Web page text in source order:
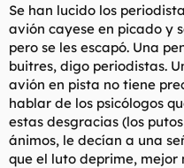
Se han lucido los
avión cayese en picado y
pero se les escapó. Una
buitres, digo periodistas.
avión en pista no tiene
hablar de los psicólogos
estas desgracias (los
ánimos, le decían a una
que el luto deprime, mejor